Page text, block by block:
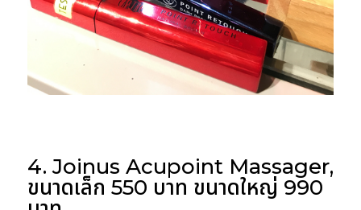
4. Joinus Acupoint Massager,
ขนาดเล็ก 550 บาท ขนาดใหญ่ 990